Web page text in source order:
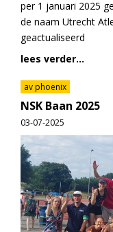
per 1 januari 2025
de naam Utrecht
geactualiseerd
lees verder...
av phoenix
NSK Baan 2025
03-07-2025